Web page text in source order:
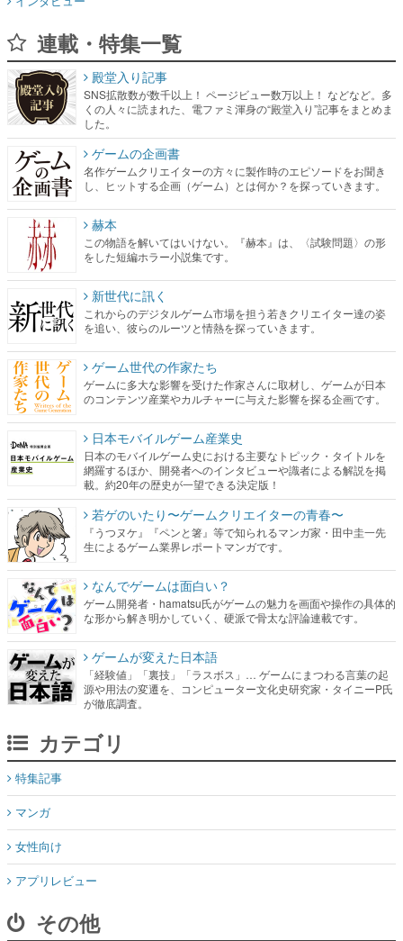
連載・特集一覧
殿堂入り記事
SNS拡散数が数千以上！ ページビュー数万以上！ などなど。多
くの人々に読まれた、電ファミ渾身の“殿堂入り”記事をまとめま
した。
ゲームの企画書
名作ゲームクリエイターの方々に製作時のエピソードをお聞き
し、ヒットする企画（ゲーム）とは何か？を探っていきます。
赫本
この物語を解いてはいけない。『赫本』は、〈試験問題〉の形
をした短編ホラー小説集です。
新世代に訊く
これからのデジタルゲーム市場を担う若きクリエイター達の姿
を追い、彼らのルーツと情熱を探っていきます。
ゲーム世代の作家たち
ゲームに多大な影響を受けた作家さんに取材し、ゲームが日本
のコンテンツ産業やカルチャーに与えた影響を探る企画です。
日本モバイルゲーム産業史
日本のモバイルゲーム史における主要なトピック・タイトルを
網羅するほか、開発者へのインタビューや識者による解説を掲
載。約20年の歴史が一望できる決定版！
若ゲのいたり〜ゲームクリエイターの青春〜
『うつヌケ』『ペンと箸』等で知られるマンガ家・田中圭一先
生によるゲーム業界レポートマンガです。
なんでゲームは面白い？
ゲーム開発者・hamatsu氏がゲームの魅力を画面や操作の具体的
な形から解き明かしていく、硬派で骨太な評論連載です。
ゲームが変えた日本語
「経験値」「裏技」「ラスボス」… ゲームにまつわる言葉の起
源や用法の変遷を、コンピューター文化史研究家・タイニーP氏
が徹底調査。
カテゴリ
特集記事
マンガ
女性向け
アプリレビュー
その他